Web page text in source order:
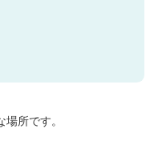
所です。